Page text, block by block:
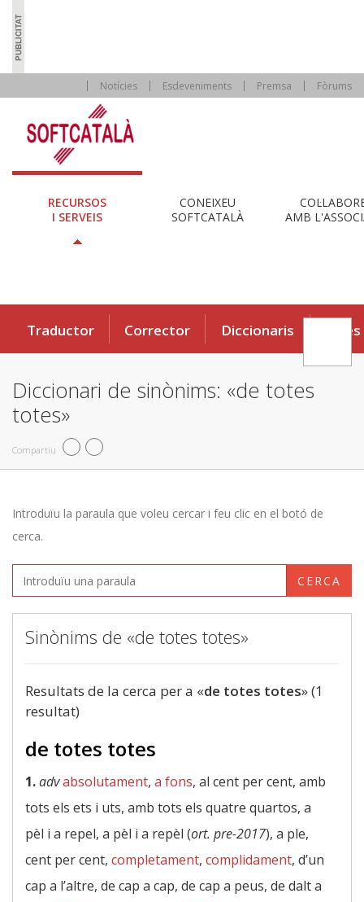
Notícies Esdeveniments Premsa Fòrums
RECURSOS
I SERVEIS
CONEIXEU
SOFTCATALÀ
AMB
Traductor Corrector Diccionaris Eines
Diccionari de sinònims: «de totes
totes»
Compartiu
Introduïu la paraula que voleu cercar i feu clic en el botó de
cerca.
CERCA
Sinònims de «de totes totes»
Resultats de la cerca per a «de totes totes» (1
resultat)
de totes totes
1.advabsolutament, a fons, al cent per cent, amb
tots els ets i uts, amb tots els quatre quartos, a
pèl i a repel, a pèl i a repèl (ort. pre-2017), a ple,
cent per cent, completament, complidament, d’un
cap a l’altre, de cap a cap, de cap a peus, de dalt a